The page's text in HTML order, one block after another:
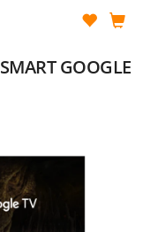
GOOGLE